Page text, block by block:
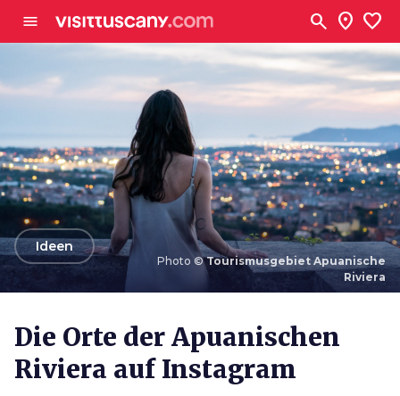
menu search location_on favorite
Photo ©Tourismusgebiet Apuanische
Riviera
arrow_backIdeen
Die Orte der Apuanischen
Riviera auf Instagram